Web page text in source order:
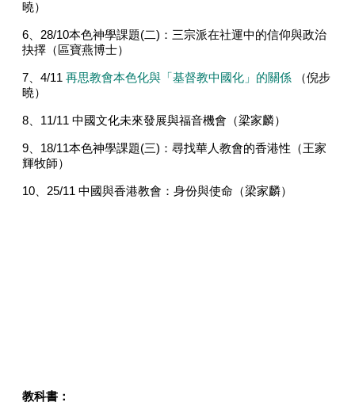
曉）
6、 28/10本色神學課題(二) ：三宗派在社運中的信仰與政治
抉擇（區寶燕博士）
7、 4/11 再思教會本色化與「基督教中國化」的關係 （倪步
曉）
8、 11/11 中國文化未來發展與福音機會（梁家麟）
9、 18/11本色神學課題(三) ：尋找華人教會的香港性（王家
輝牧師）
10 25/11 中國與香港教會：身份與使命（梁家麟）
教科書：